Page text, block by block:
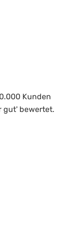
Kunden
gut' bewertet.